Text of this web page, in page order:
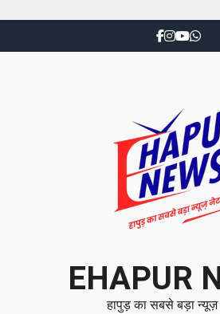
EHAPUR
हापुड़ का सबसे बड़ा न्यूज़